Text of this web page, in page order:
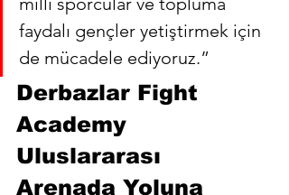
faydalı gençler yetiştirmek için
de mücadele ediyoruz.”
Derbazlar Fight
Academy
Uluslararası
Arenada Yoluna